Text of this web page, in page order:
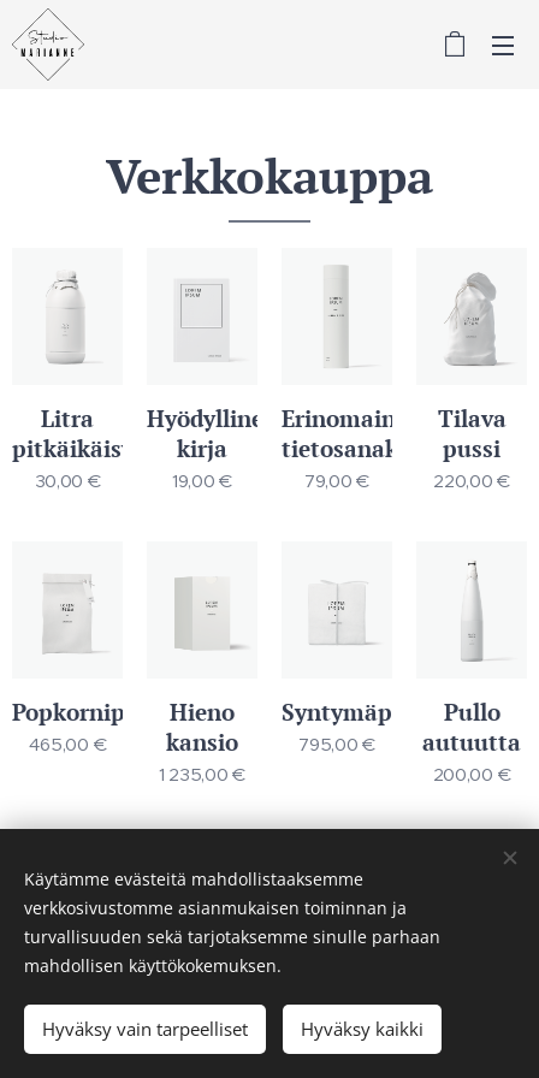
Verkkokauppa
Litra
pitkäikäisyyttä
30,00 €
Hyödyllinen
kirja
19,00 €
Erinomainen
tietosanakirja
79,00 €
Tilava
pussi
220,00 €
Popkornipakkaus
465,00 €
Hieno
kansio
1 235,00 €
Syntymäpäivälaatikko
795,00 €
Pullo
autuutta
200,00 €
Studio Marianne
Seerlantie 17, 23310 Taivassalo
p. 050 3433590
Evästeet
Käytämme evästeitä mahdollistaaksemme
verkkosivustomme asianmukaisen toiminnan ja
turvallisuuden sekä tarjotaksemme sinulle parhaan
mahdollisen käyttökokemuksen.
Hyväksy vain tarpeelliset Hyväksy kaikki